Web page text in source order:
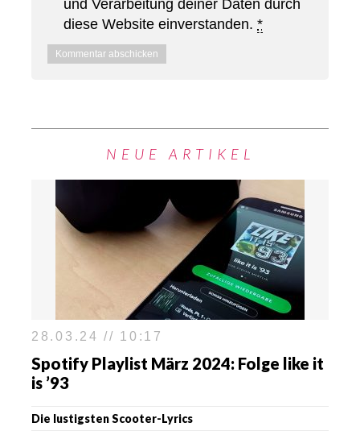
und Verarbeitung deiner Daten durch
diese Website einverstanden. *
NEUE ARTIKEL
28.03.24 // 10:17
Spotify Playlist März 2024: Folge like it
is ’93
Die lustigsten Scooter-Lyrics